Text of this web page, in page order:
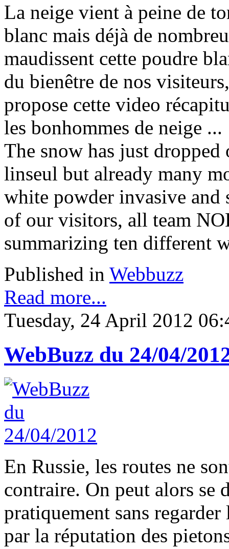
La neige vient à peine de
blanc mais déjà de
maudissent cette poudre
du bienêtre de nos
propose cette video
les bonhommes de neige ...
The snow has just
linseul but already many
white powder invasive and
of our visitors, all team
summarizing ten different
Published in Webbuzz
Read more...
Tuesday, 24 April 2012
WebBuzz du 24/04/
En Russie, les routes ne
contraire. On peut alors se
pratiquement sans
par la réputation des